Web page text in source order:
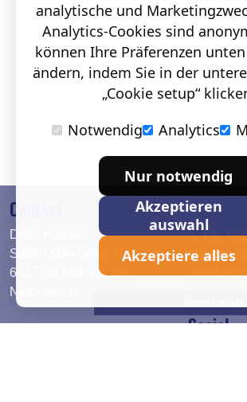
Contact
Deko Holland
Simon Stevinweg 19
6827 BS Arnhem The
Netherlands
T. +31
Social
analytische und
Analytics-Cookies sind
können Ihre Präferenzen
ändern, indem Sie in der
„Cookie setup“
Notwendig
Analytics
Nur notwendig
Akzeptieren
auswahl
Akzeptiere alles